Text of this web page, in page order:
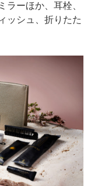
ラーほか、耳栓、
ッシュ、折りたた